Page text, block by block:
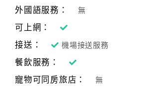
外國語服務： 無
可上網：
接送：
機場接送服務
餐飲服務：
寵物可同房旅店：
無